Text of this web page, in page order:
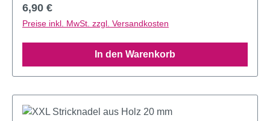
Regulärer Preis:
6,90 €
Preise inkl. MwSt. zzgl. Versandkosten
In den Warenkorb